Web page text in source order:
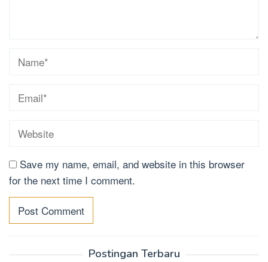
Save my name, email, and website in this browser
for the next time I comment.
Postingan Terbaru